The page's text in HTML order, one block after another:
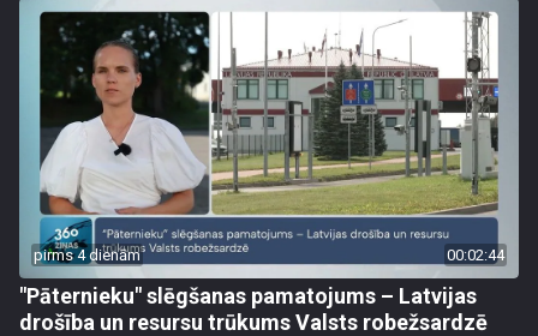
pirms 4 dienām 00:02:44
"Pāternieku" slēgšanas pamatojums – Latvijas
drošība un resursu trūkums Valsts robežsardzē